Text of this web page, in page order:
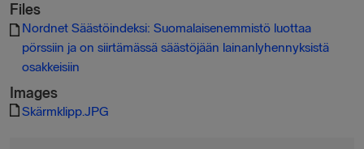
Files
Nordnet Säästöindeksi: Suomalaisenemmistö luottaa
pörssiin ja on siirtämässä säästöjään lainanlyhennyksistä
osakkeisiin
Images
Skärmklipp.JPG